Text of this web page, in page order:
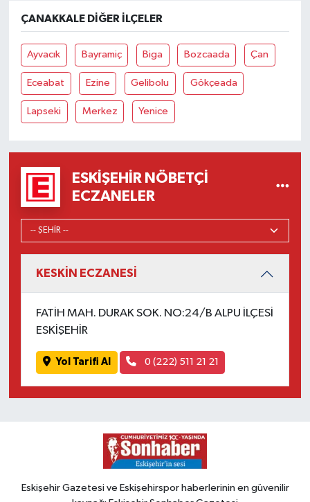
ÇANAKKALE DIĞER İLÇELER
Ayvacık Bayramiç Biga Bozcaada Çan
Eceabat Ezine Gelibolu Gökçeada
Lapseki Merkez Yenice
ESKIŞEHIR NÖBETÇI
ECZANELER
KESKİN ECZANESİ
FATİH MAH. DURAK SOK. NO:24/B ALPU İLÇESİ
ESKİŞEHİR
Yol Tarifi Al 0 (222) 511 21 21
Eskişehir Gazetesi ve Eskişehirspor haberlerinin en güvenilir